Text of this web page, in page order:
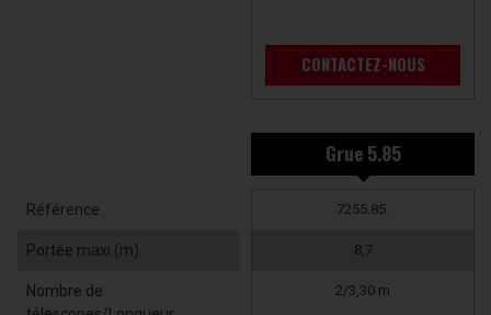
CONTACTEZ-NOUS
Référence
Portée maxi (m)
Nombre de
Grue 5.85
7255.85.
8,7
2/3,30 m